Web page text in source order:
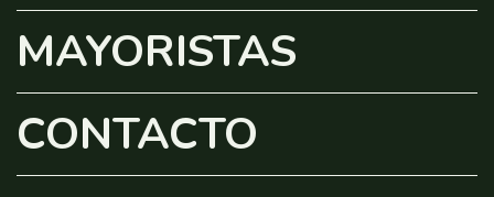
MAYORISTAS
CONTACTO